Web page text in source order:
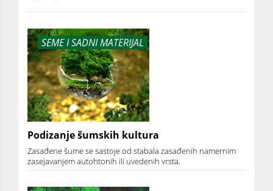
SEME I SADNI MATERIJAL
Podizanje šumskih kultura
Zasađene šume se sastoje od stabala zasađenih namernim
zasejavanjem autohtonih ili uvedenih vrsta.